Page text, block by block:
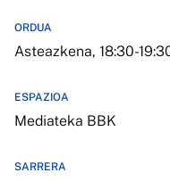
ORDUA
Asteazkena, 18:30-
ESPAZIOA
Mediateka BBK
SARRERA